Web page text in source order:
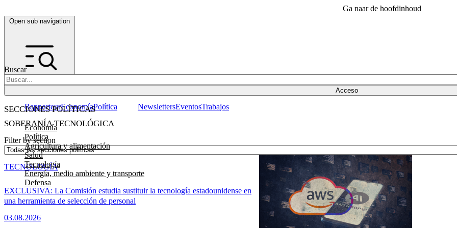
Ga naar de hoofdinhoud
Open sub navigation
Buscar
Acceso
SECCIONES POLÍTICAS
Economía
Política
Agricultura y alimentación
Salud
Tecnología
Energía, medio ambiente y transporte
Defensa
RapporteurEconomíaPolítica NewslettersEventosTrabajos
SOBERANÍA TECNOLÓGICA
Filter by section
EXCLUSIVA: La Comisión estudia sustituir la tecnología estadounidense en
una herramienta de selección de personal
03.08.2026
TECNOLOGÍA